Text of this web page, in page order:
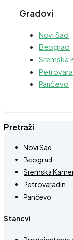
Gradovi
Novi Sad
Beograd
Sremska
Pančevo
Pretraži
Novi Sad
Beograd
Sremska
Petrovaradin
Pančevo
Stanovi